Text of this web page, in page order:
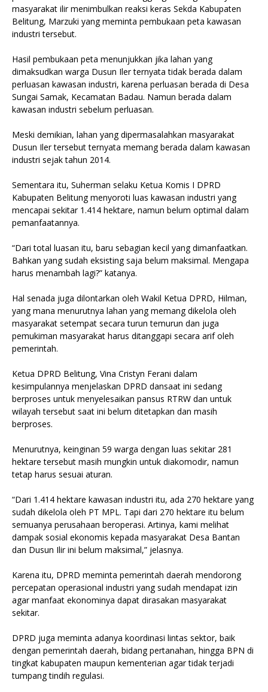
masyarakat ilir menimbulkan reaksi keras Sekda Kabupaten
Belitung, Marzuki yang meminta pembukaan peta kawasan
industri tersebut.
‎Hasil pembukaan peta menunjukkan jika lahan yang
dimaksudkan warga Dusun Iler ternyata tidak berada dalam
perluasan kawasan industri, karena perluasan berada di Desa
Sungai Samak, Kecamatan Badau. Namun berada dalam
kawasan industri sebelum perluasan.
‎Meski demikian, lahan yang dipermasalahkan masyarakat
Dusun Iler tersebut ternyata memang berada dalam kawasan
industri sejak tahun 2014.
‎Sementara itu, Suherman selaku Ketua Komis I DPRD
Kabupaten Belitung menyoroti luas kawasan industri yang
mencapai sekitar 1.414 hektare, namun belum optimal dalam
pemanfaatannya.
‎“Dari total luasan itu, baru sebagian kecil yang dimanfaatkan.
Bahkan yang sudah eksisting saja belum maksimal. Mengapa
harus menambah lagi?” katanya.
‎Hal senada juga dilontarkan oleh Wakil Ketua DPRD, Hilman,
yang mana menurutnya lahan yang memang dikelola oleh
masyarakat setempat secara turun temurun dan juga
pemukiman masyarakat harus ditanggapi secara arif oleh
pemerintah.
‎Ketua DPRD Belitung, Vina Cristyn Ferani dalam
kesimpulannya menjelaskan DPRD dansaat ini sedang
berproses untuk menyelesaikan pansus RTRW dan untuk
wilayah tersebut saat ini belum ditetapkan dan masih
berproses.
‎Menurutnya, keinginan 59 warga dengan luas sekitar 281
hektare tersebut masih mungkin untuk diakomodir, namun
tetap harus sesuai aturan.
‎“Dari 1.414 hektare kawasan industri itu, ada 270 hektare yang
sudah dikelola oleh PT MPL. Tapi dari 270 hektare itu belum
semuanya perusahaan beroperasi. Artinya, kami melihat
dampak sosial ekonomis kepada masyarakat Desa Bantan
dan Dusun Ilir ini belum maksimal,” jelasnya.
‎Karena itu, DPRD meminta pemerintah daerah mendorong
percepatan operasional industri yang sudah mendapat izin
agar manfaat ekonominya dapat dirasakan masyarakat
sekitar.
‎DPRD juga meminta adanya koordinasi lintas sektor, baik
dengan pemerintah daerah, bidang pertanahan, hingga BPN di
tingkat kabupaten maupun kementerian agar tidak terjadi
tumpang tindih regulasi.